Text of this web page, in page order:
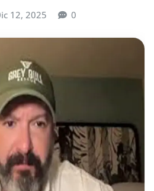
12, 2025 0